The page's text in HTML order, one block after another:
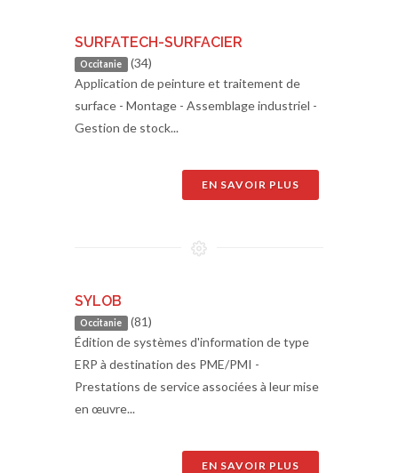
SURFATECH-SURFACIER
Occitanie (34)
Application de peinture et traitement de
surface - Montage - Assemblage industriel -
Gestion de stock...
EN SAVOIR PLUS
SYLOB
Occitanie (81)
Édition de systèmes d'information de type
ERP à destination des PME/PMI -
Prestations de service associées à leur mise
en œuvre...
EN SAVOIR PLUS